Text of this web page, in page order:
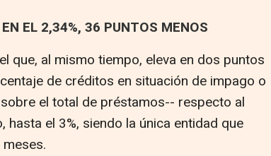
EL 2,34%, 36 PUNTOS MENOS
que, al mismo tiempo, eleva en dos puntos
de créditos en situación de impago o
el total de préstamos-- respecto al
el 3%, siendo la única entidad que